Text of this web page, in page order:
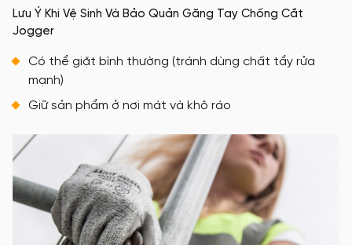
Lưu Ý Khi Vệ Sinh Và Bảo Quản Găng Tay Chống Cắt
Jogger
Có thể giặt bình thường (tránh dùng chất tẩy rửa
mạnh)
Giữ sản phẩm ở nơi mát và khô ráo